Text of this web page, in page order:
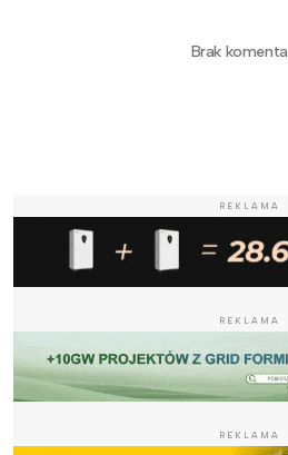
Brak
REKLAMA
REKLAMA
REKLAMA